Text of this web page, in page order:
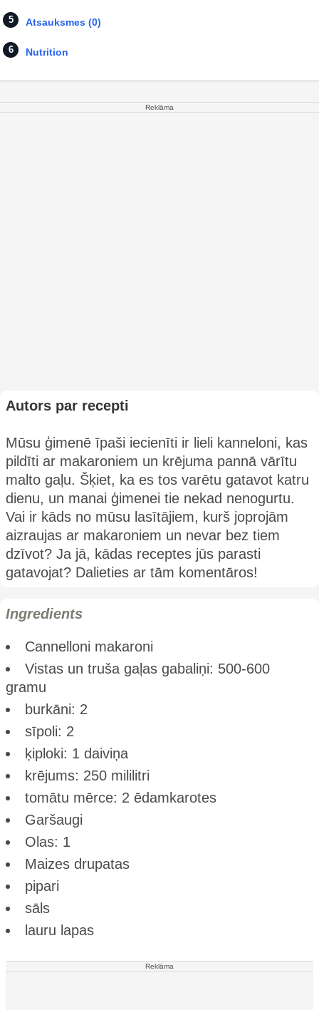
Atsauksmes (0)
Nutrition
Reklāma
Autors par recepti
Mūsu ģimenē īpaši iecienīti ir lieli kanneloni, kas
pildīti ar makaroniem un krējuma pannā vārītu
malto gaļu. Šķiet, ka es tos varētu gatavot katru
dienu, un manai ģimenei tie nekad nenogurtu.
Vai ir kāds no mūsu lasītājiem, kurš joprojām
aizraujas ar makaroniem un nevar bez tiem
dzīvot? Ja jā, kādas receptes jūs parasti
gatavojat? Dalieties ar tām komentāros!
Ingredients
Cannelloni makaroni
Vistas un truša gaļas gabaliņi: 500-600
gramu
burkāni: 2
sīpoli: 2
ķiploki: 1 daiviņa
krējums: 250 mililitri
tomātu mērce: 2 ēdamkarotes
Garšaugi
Olas: 1
Maizes drupatas
pipari
sāls
lauru lapas
Reklāma